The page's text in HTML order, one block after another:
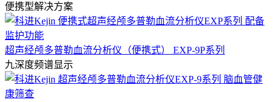
便携型解决方案
超声经颅多普勒血流分析仪（便携式） EXP-9P系列
九深度频谱显示